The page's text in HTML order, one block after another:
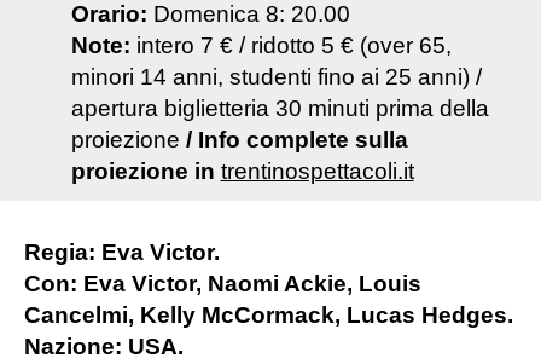
Orario: Domenica 8: 20.00
Note: intero 7 € / ridotto 5 € (over 65,
minori 14 anni, studenti fino ai 25 anni) /
apertura biglietteria 30 minuti prima della
proiezione / Info complete sulla
proiezione in trentinospettacoli.it
Regia: Eva Victor.
Con: Eva Victor, Naomi Ackie, Louis
Cancelmi, Kelly McCormack, Lucas Hedges.
Nazione: USA.